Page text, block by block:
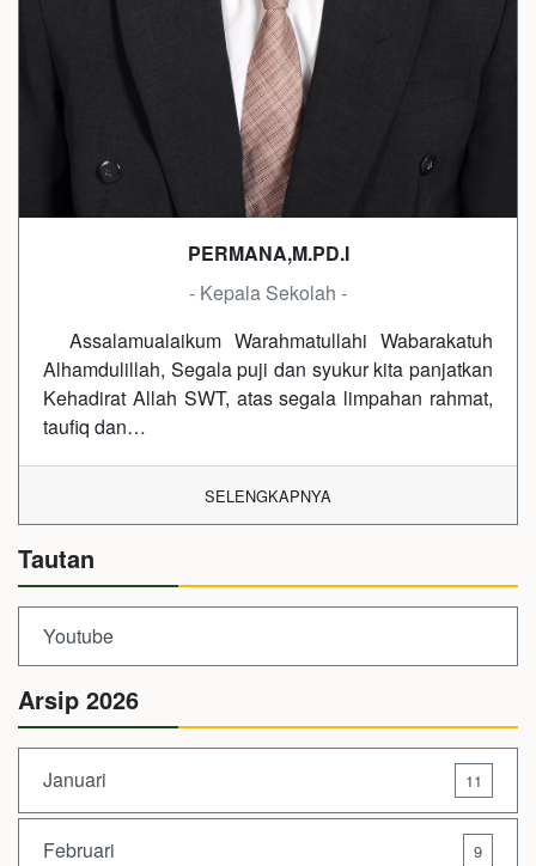
PERMANA,M.PD.I
- Kepala Sekolah -
Assalamualaikum Warahmatullahi Wabarakatuh
Alhamdulillah, Segala puji dan syukur kita panjatkan
Kehadirat Allah SWT, atas segala limpahan rahmat,
taufiq dan…
SELENGKAPNYA
Tautan
Youtube
Arsip 2026
Januari 11
Februari 9